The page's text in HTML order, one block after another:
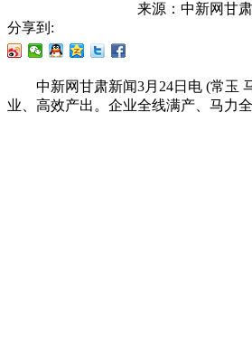
来源： 中新网甘肃
分享到:
中新网甘肃新闻3月24日电 (常玉 马
业、高效产出。企业全线满产、马力